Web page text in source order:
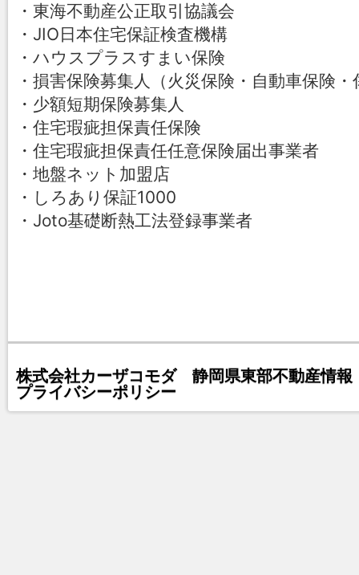
・東海不動産公正取引協議会
・JIO日本住宅保証検査機構
・ハウスプラスすまい保険
・損害保険募集人（火災保険・自動車保険
・少額短期保険募集人
・住宅瑕疵担保責任保険
・住宅瑕疵担保責任任意保険届出事業者
・地盤ネット加盟店
・しろあり保証1000
・Joto基礎断熱工法登録事業者
株式会社カーザコモダ 静岡県東部不動産情
プライバシーポリシー